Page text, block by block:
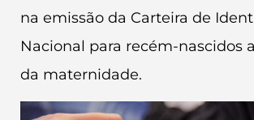
na emissão da Carteira de
Nacional para recém-nascidos
da maternidade.